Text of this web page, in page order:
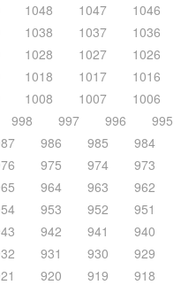
1048 1047 1046
1038 1037 1036
1028 1027 1026
1018 1017 1016
1008 1007 1006
998 997 996 995
986 985 984
975 974 973
964 963 962
953 952 951
942 941 940
931 930 929
920 919 918